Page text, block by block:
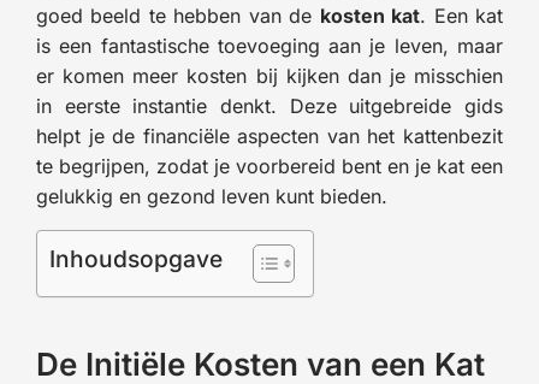
goed beeld te hebben van de kosten kat. Een kat
is een fantastische toevoeging aan je leven, maar
er komen meer kosten bij kijken dan je misschien
in eerste instantie denkt. Deze uitgebreide gids
helpt je de financiële aspecten van het kattenbezit
te begrijpen, zodat je voorbereid bent en je kat een
gelukkig en gezond leven kunt bieden.
Inhoudsopgave
De Initiële Kosten van een Kat